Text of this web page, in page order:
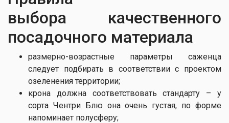
выбора качественного
посадочного материала
размерно-возрастные параметры саженца
следует подбирать в соответствии с проектом
озеленения территории;
крона должна соответствовать стандарту – у
сорта Чентри Блю она очень густая, по форме
напоминает полусферу;